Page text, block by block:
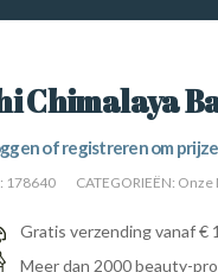
Chimalaya
of registreren om
178640 CATEGORIEËN: Onze
Gratis verzending vanaf €
Meer dan 2000 beauty-